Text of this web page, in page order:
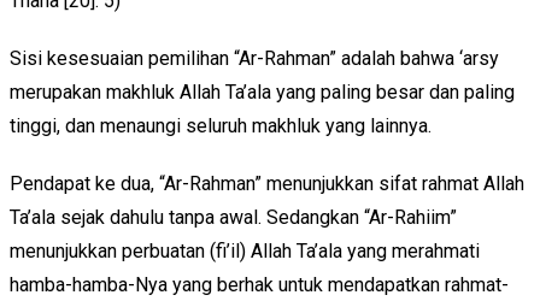
Sisi kesesuaian pemilihan “Ar-Rahman” adalah bahwa ‘arsy
merupakan makhluk Allah Ta’ala yang paling besar dan paling
tinggi, dan menaungi seluruh makhluk yang lainnya.
Pendapat ke dua, “Ar-Rahman” menunjukkan sifat rahmat Allah
Ta’ala sejak dahulu tanpa awal. Sedangkan “Ar-Rahiim”
menunjukkan perbuatan (fi’il) Allah Ta’ala yang merahmati
hamba-hamba-Nya yang berhak untuk mendapatkan rahmat-